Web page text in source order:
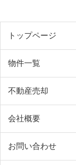
トップページ
物件一覧
不動産売却
会社概要
お問い合わせ